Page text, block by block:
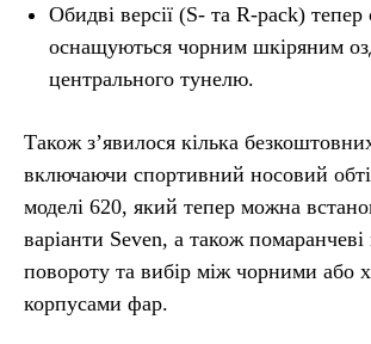
Обидві версії (S- та R-pack) тепер
оснащуються чорним шкіряним
центрального тунелю.
Також з’явилося кілька
включаючи спортивний носовий
моделі 620, який тепер можна
варіанти Seven, а також
повороту та вибір між чорними або
корпусами фар.